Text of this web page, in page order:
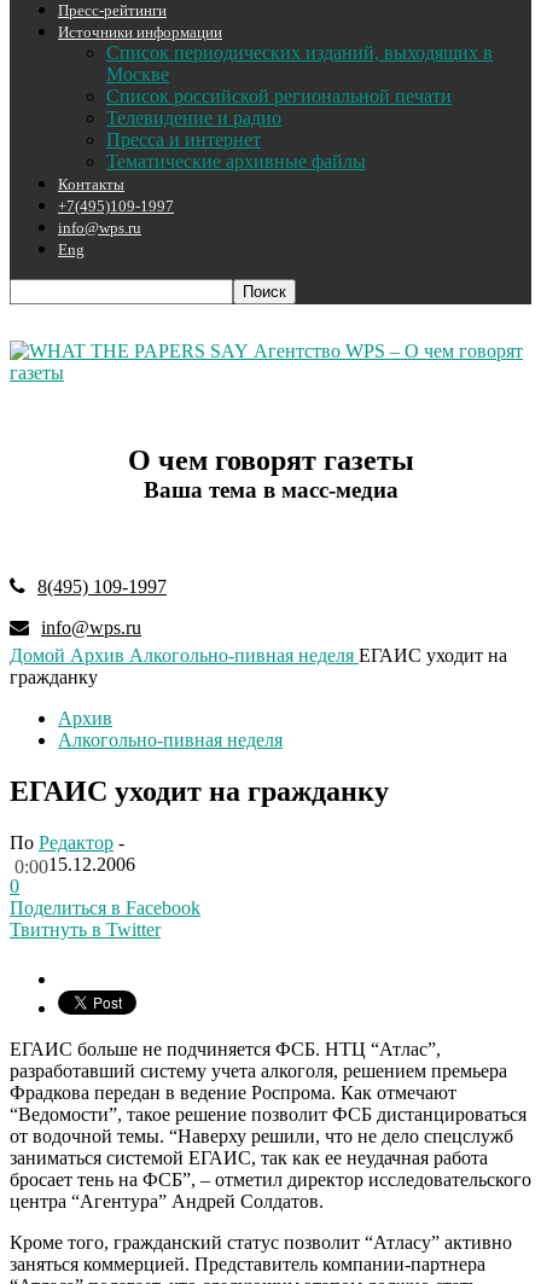
Пресс-рейтинги
Источники информации
Список периодических изданий, выходящих в
Москве
Список российской региональной печати
Телевидение и радио
Пресса и интернет
Тематические архивные файлы
Контакты
+7(495)109-1997
info@wps.ru
Eng
Агентство WPS – О чем говорят
газеты
О чем говорят газеты
Ваша тема в масс-медиа
8(495) 109-1997
info@wps.ru
Домой Архив Алкогольно-пивная неделя ЕГАИС уходит на
гражданку
Архив
Алкогольно-пивная неделя
ЕГАИС уходит на гражданку
По Редактор -
15.12.2006
0:00
0
Поделиться в Facebook
Твитнуть в Twitter
ЕГАИС больше не подчиняется ФСБ. НТЦ “Атлас”,
разработавший систему учета алкоголя, решением премьера
Фрадкова передан в ведение Роспрома. Как отмечают
“Ведомости”, такое решение позволит ФСБ дистанцироваться
от водочной темы. “Наверху решили, что не дело спецслужб
заниматься системой ЕГАИС, так как ее неудачная работа
бросает тень на ФСБ”, – отметил директор исследовательского
центра “Агентура” Андрей Солдатов.
Кроме того, гражданский статус позволит “Атласу” активно
заняться коммерцией. Представитель компании-партнера